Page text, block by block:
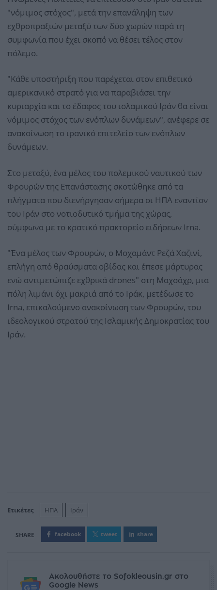
"νόμιμος στόχος", μετά την επανάληψη των
εχθροπραξιών μεταξύ των δύο χωρών παρά τη
συμφωνία που έχει σκοπό να θέσει τέλος στον
πόλεμο.
"Κάθε υποστήριξη που παρέχεται στον επιθετικό
αμερικανικό στρατό για να παραβιάσει την
κυριαρχία και το έδαφος του ισλαμικού Ιράν θα είναι
νόμιμος στόχος των ενόπλων δυνάμεων", ανέφερε σε
ανακοίνωση το ιρανικό επιτελείο των ενόπλων
δυνάμεων.
Στο μεταξύ, ένα μέλος του πολεμικού ναυτικού των
Φρουρών της Επανάστασης σκοτώθηκε από τα
πλήγματα που διενήργησαν σήμερα οι ΗΠΑ εναντίον
του Ιράν στο νοτιοδυτικό τμήμα της χώρας,
σύμφωνα με το κρατικό πρακτορείο ειδήσεων Irna.
"Ένα μέλος των Φρουρών, ο Μοχαμάντ Ρεζά Χαζινί,
επλήγη από θραύσματα οβίδας και έπεσε μάρτυρας
ενώ αντιμετώπιζε εχθρικά drones" στη Μαχσάχρ, μια
πόλη λιμάνι όχι μακριά από το Ιράκ, μετέδωσε το
Irna, επικαλούμενο ανακοίνωση των Φρουρών, του
ιδεολογικού στρατού της Ισλαμικής Δημοκρατίας του
Ιράν.
Ετικέτες ΗΠΑ Ιράν
facebook tweet share
Ακολουθήστε το Sofokleousin.gr στο
Google News